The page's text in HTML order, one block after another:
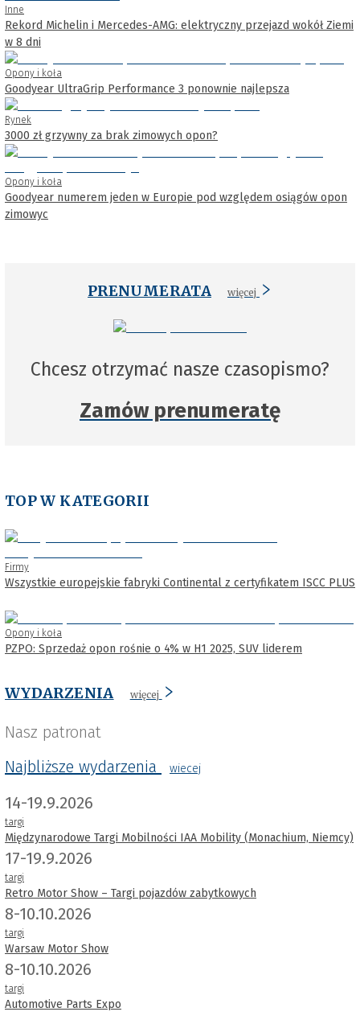
Inne
Rekord Michelin i Mercedes-AMG: elektryczny przejazd wokół Ziemi
w 8 dni
Opony i koła
Goodyear UltraGrip Performance 3 ponownie najlepsza
Rynek
3000 zł grzywny za brak zimowych opon?
Opony i koła
Goodyear numerem jeden w Europie pod względem osiągów opon
zimowyc
PRENUMERATA więcej
Chcesz otrzymać nasze czasopismo?
Zamów prenumeratę
TOP W KATEGORII
Firmy
Wszystkie europejskie fabryki Continental z certyfikatem ISCC PLUS
Opony i koła
PZPO: Sprzedaż opon rośnie o 4% w H1 2025, SUV liderem
WYDARZENIA więcej
Nasz patronat
Najbliższe wydarzenia
wiecej
14-19.9.2026
targi
Międzynarodowe Targi Mobilności IAA Mobility (Monachium, Niemcy)
17-19.9.2026
targi
Retro Motor Show – Targi pojazdów zabytkowych
8-10.10.2026
targi
Warsaw Motor Show
8-10.10.2026
targi
Automotive Parts Expo